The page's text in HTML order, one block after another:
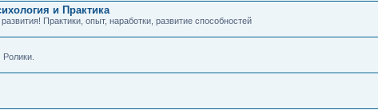
и Практика
Практики, опыт, наработки, развитие способностей